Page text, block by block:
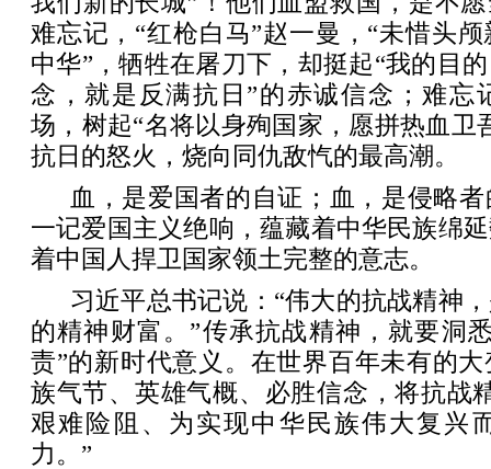
难忘记，“红枪白马”赵一曼，“未惜头
中华”，牺牲在屠刀下，却挺起“我的目
念，就是反满抗日”的赤诚信念；难忘
场，树起“名将以身殉国家，愿拼热血卫
抗日的怒火，烧向同仇敌忾的最高潮。
血，是爱国者的自证；血，是侵略
一记爱国主义绝响，蕴藏着中华民族绵
着中国人捍卫国家领土完整的意志。
习近平总书记说：“伟大的抗战精神
的精神财富。”传承抗战精神，就要洞
责”的新时代意义。在世界百年未有的
族气节、英雄气概、必胜信念，将抗战
艰难险阻、为实现中华民族伟大复兴
力。”